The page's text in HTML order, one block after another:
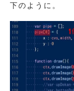
下のように。